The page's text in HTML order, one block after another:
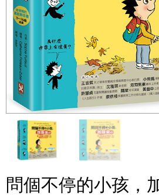
問個不停的小孩，